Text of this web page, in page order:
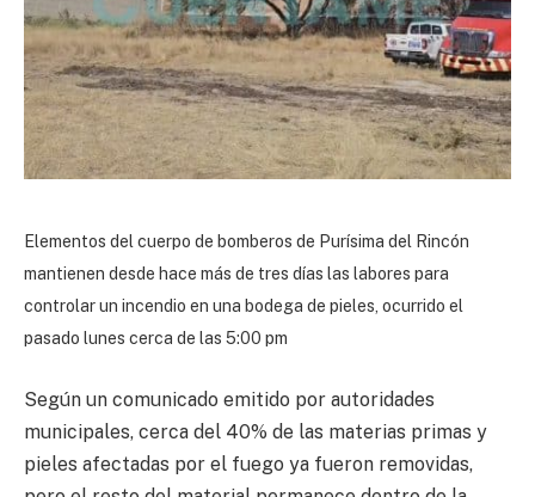
Elementos del cuerpo de bomberos de Purísima del Rincón
mantienen desde hace más de tres días las labores para
controlar un incendio en una bodega de pieles, ocurrido el
pasado lunes cerca de las 5:00 pm
Según un comunicado emitido por autoridades
municipales, cerca del 40% de las materias primas y
pieles afectadas por el fuego ya fueron removidas,